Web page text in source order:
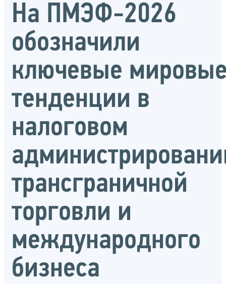
На ПМЭФ-2026
обозначили
ключевые
тенденции в
налоговом
трансграничной
торговли и
международного
бизнеса